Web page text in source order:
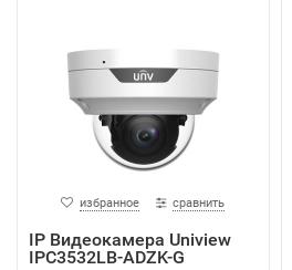
избранное сравнить
IP Видеокамера Uniview
IPC3532LB-ADZK-G